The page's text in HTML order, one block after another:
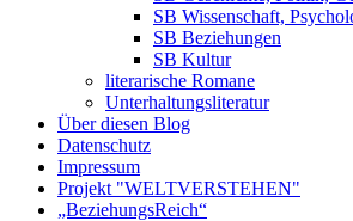
SB Wissenschaft,
SB Beziehungen
SB Kultur
literarische Romane
Unterhaltungsliteratur
Über diesen Blog
Datenschutz
Impressum
Projekt "WELTVERSTEHEN"
„BeziehungsReich“